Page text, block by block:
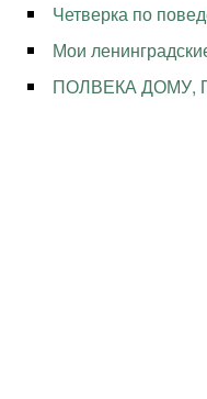
Четверка по
Мои
ПОЛВЕКА